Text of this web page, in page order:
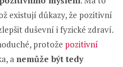
existují důkazy, že pozitivní
duševní i fyzické zdraví.
protože pozitivní
a nemůže být tedy